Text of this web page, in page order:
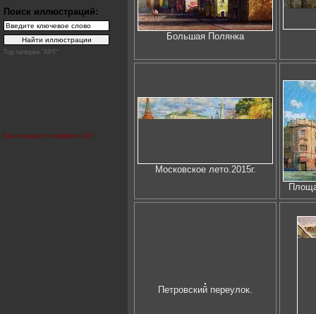
Поиск иллюстраций:
Top галереи "АРТ"
Как создаётся эффект 3D?
Большая Полянка
Московское лето.2015г.
Петровский переулок.